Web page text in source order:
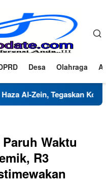
Desa Olahraga
Komitmen Jaga
Waktu
R3